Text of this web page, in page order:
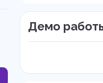
Демо